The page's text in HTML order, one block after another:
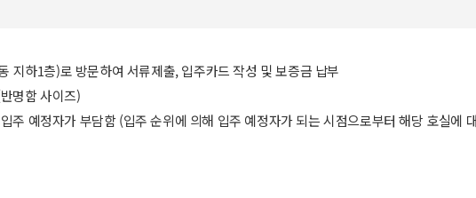
지하1층)로 방문하여 서류제출, 입주카드 작성 및 보증금 납부
명함 사이즈)
주 예정자가 부담함 (입주 순위에 의해 입주 예정자가 되는 시점으로부터 해당 호실에